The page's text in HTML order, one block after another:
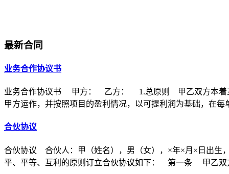
最新合同
业务合作协议书
业务合作协议书 甲方： 乙方： 1.总原则 甲乙双方本着互
甲方运作，并按照项目的盈利情况，以可提利润为基础，在每
合伙协议
合伙协议 合伙人：甲（姓名），男（女），×年×月×日出
平、平等、互利的原则订立合伙协议如下： 第一条 甲乙双